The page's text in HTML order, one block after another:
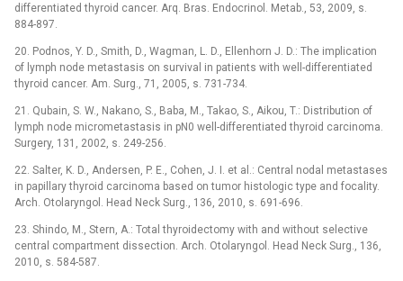
differentiated thyroid cancer. Arq. Bras. Endocrinol. Metab., 53, 2009, s.
884-897.
20. Podnos, Y. D., Smith, D., Wagman, L. D., Ellenhorn J. D.: The implication
of lymph node metastasis on survival in patients with well-differentiated
thyroid cancer. Am. Surg., 71, 2005, s. 731-734.
21. Qubain, S. W., Nakano, S., Baba, M., Takao, S., Aikou, T.: Distribution of
lymph node micrometastasis in pN0 well-differentiated thyroid carcinoma.
Surgery, 131, 2002, s. 249-256.
22. Salter, K. D., Andersen, P. E., Cohen, J. I. et al.: Central nodal metastases
in papillary thyroid carcinoma based on tumor histologic type and focality.
Arch. Otolaryngol. Head Neck Surg., 136, 2010, s. 691-696.
23. Shindo, M., Stern, A.: Total thyroidectomy with and without selective
central compartment dissection. Arch. Otolaryngol. Head Neck Surg., 136,
2010, s. 584-587.